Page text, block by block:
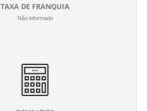
TAXA DE FRANQUIA
Não informado